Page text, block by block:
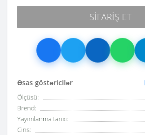
Əsas göstəricilər
Ölçüsü:
Brend:
Yayımlanma tarixi:
Cins:
SIFARIŞ ET